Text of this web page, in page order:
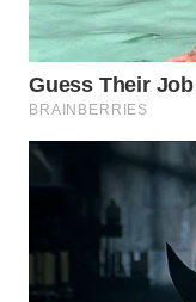
NEWS
WAHANA
TANI
ADVOKAT
WAHANA
INFRASTRUKTUR